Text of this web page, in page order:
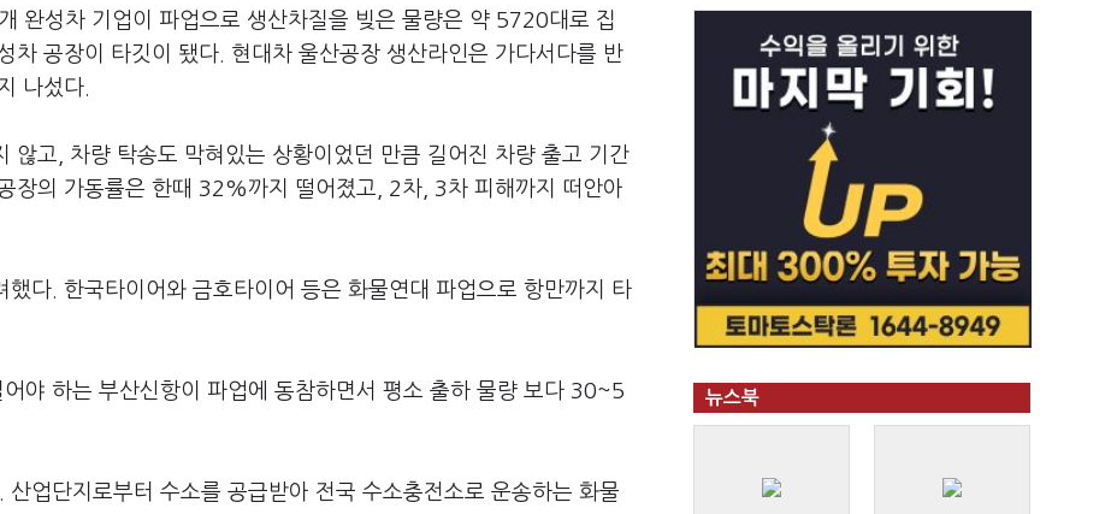
완성차 기업이 파업으로 생산차질을 빚은 물량은 약 5720대로 집
차 공장이 타깃이 됐다. 현대차 울산공장 생산라인은 가다서다를 반
나섰다.
않고, 차량 탁송도 막혀있는 상황이었던 만큼 길어진 차량 출고 기간
장의 가동률은 한때 32%까지 떨어졌고, 2차, 3차 피해까지 떠안아
다. 한국타이어와 금호타이어 등은 화물연대 파업으로 항만까지 타
야 하는 부산신항이 파업에 동참하면서 평소 출하 물량 보다 30~5
업단지로부터 수소를 공급받아 전국 수소충전소로 운송하는 화물
뉴스북